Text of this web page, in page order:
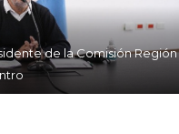
de la Comisión Región